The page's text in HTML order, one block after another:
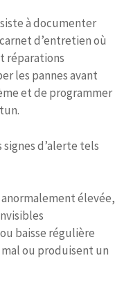
à documenter
d’entretien où
réparations
les pannes avant
et de programmer
d’alerte tels
élevée,
baisse régulière
ou produisent un